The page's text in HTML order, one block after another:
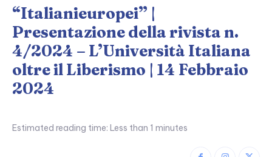
“Italianieuropei” |
Presentazione della rivista n.
4/2024 – L’Università Italiana
oltre il Liberismo | 14 Febbraio
2024
Estimated reading time: Less than 1 minutes